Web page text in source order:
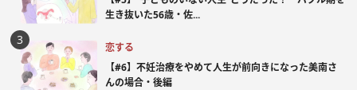
生き抜いた56歳・佐...
恋する
【#6】不妊治療をやめて人生が前向きになった美南さ
んの場合・後編